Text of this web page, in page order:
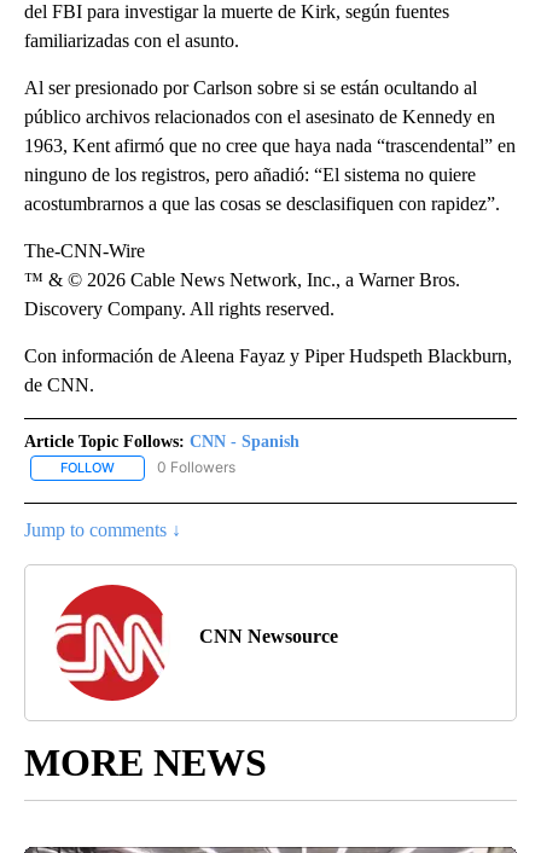
del FBI para investigar la muerte de Kirk, según fuentes
familiarizadas con el asunto.
Al ser presionado por Carlson sobre si se están ocultando al
público archivos relacionados con el asesinato de Kennedy en
1963, Kent afirmó que no cree que haya nada “trascendental” en
ninguno de los registros, pero añadió: “El sistema no quiere
acostumbrarnos a que las cosas se desclasifiquen con rapidez”.
The-CNN-Wire
™ & © 2026 Cable News Network, Inc., a Warner Bros.
Discovery Company. All rights reserved.
Con información de Aleena Fayaz y Piper Hudspeth Blackburn,
de CNN.
Article Topic Follows: CNN - Spanish
FOLLOW FOLLOW "CNN - SPANISH" TO RECEIVE NOTIFICATIONS ABOUT
0 Followers
Jump to comments ↓
CNN Newsource
MORE NEWS